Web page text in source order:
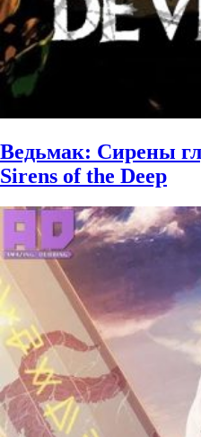
Ведьмак: Сирены
Sirens of the Deep